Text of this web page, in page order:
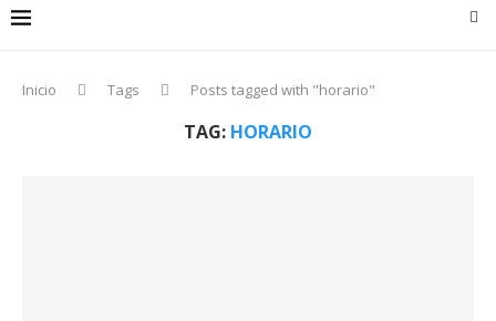
Inicio Tags Posts tagged with "horario"
TAG: HORARIO